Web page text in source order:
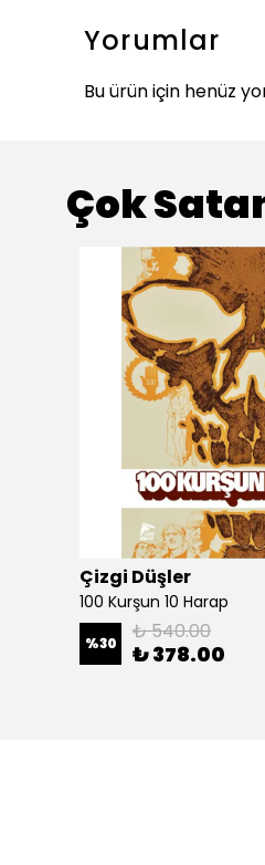
Yorumlar
Bu ürün için henüz
Çok
Çizgi Düşler
100 Kurşun 10 Harap
%30 ₺ 540.00
₺ 378.00